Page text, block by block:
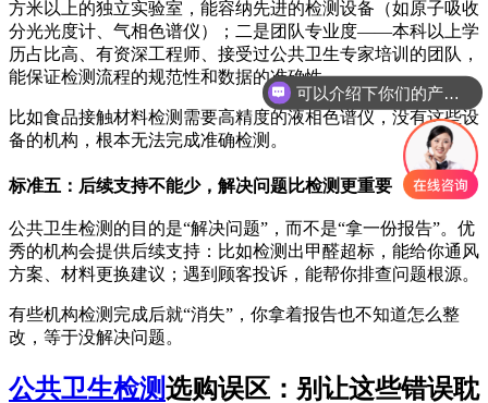
方米以上的独立实验室，能容纳先进的检测设备（如原子吸收
分光光度计、气相色谱仪）；二是团队专业度——本科以上学
历占比高、有资深工程师、接受过公共卫生专家培训的团队，
能保证检测流程的规范性和数据的准确性。
比如食品接触材料检测需要高精度的液相色谱仪，没有这些设
备的机构，根本无法完成准确检测。
标准五：后续支持不能少，解决问题比检测更重要
公共卫生检测的目的是“解决问题”，而不是“拿一份报告”。优
秀的机构会提供后续支持：比如检测出甲醛超标，能给你通风
方案、材料更换建议；遇到顾客投诉，能帮你排查问题根源。
有些机构检测完成后就“消失”，你拿着报告也不知道怎么整
改，等于没解决问题。
公共卫生检测选购误区：别让这些错误耽
可以介绍下你们的产品么
你们是怎么收费的呢